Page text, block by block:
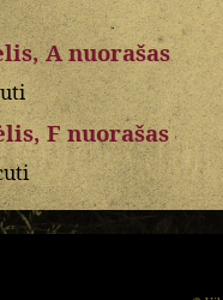
A nuorašas
F nuorašas